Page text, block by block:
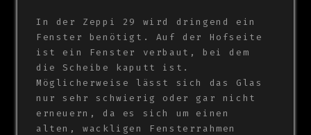
In der Zeppi 29 wird dringend ein
Fenster benötigt. Auf der Hofseite
ist ein Fenster verbaut, bei dem
die Scheibe kaputt ist.
Möglicherweise lässt sich das Glas
nur sehr schwierig oder gar nicht
erneuern, da es sich um einen
alten, wackligen Fensterrahmen